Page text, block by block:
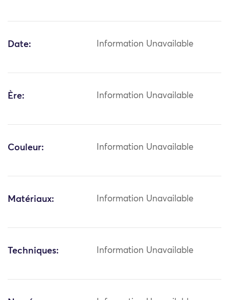
Date: Information Unavailable
Ère: Information Unavailable
Couleur: Information Unavailable
Matériaux: Information Unavailable
Techniques: Information Unavailable